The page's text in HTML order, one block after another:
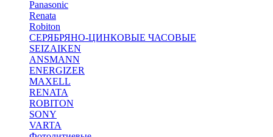
Panasonic
Renata
Robiton
СЕРЯБРЯНО-ЦИНКОВЫЕ ЧАСОВЫЕ
SEIZAIKEN
ANSMANN
ENERGIZER
MAXELL
RENATA
ROBITON
SONY
VARTA